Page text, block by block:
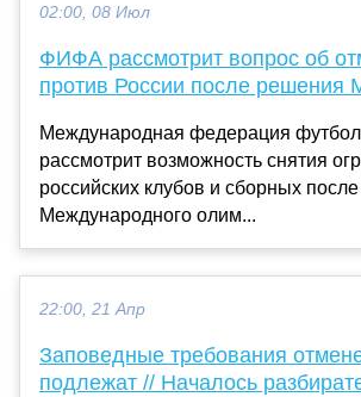
02:00, 08 Июл
ФИФА рассмотрит вопрос об
против России после решения
Международная федерация
рассмотрит возможность снятия
российских клубов и сборных
Международного олим...
22:00, 21 Апр
Заповедные требования
подлежат // Началось